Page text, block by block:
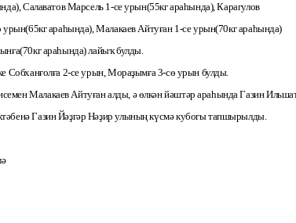
Салаватов Марсель 1-се урын(55кг араһында), Карагулов
араһында), Малакаев Айтуған 1-се урын(70кг араһында)
араһында) лайыҡ булды.
Собханғолға 2-се урын, Мораҙымға 3-сө урын булды.
Малакаев Айтуған алды, ә өлкән йәштәр араһында Газин
Газин Йәҙгәр Нәҙир улының күсмә кубогы тапшырылды.